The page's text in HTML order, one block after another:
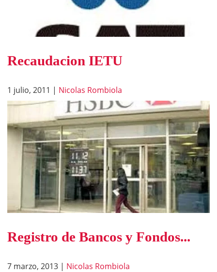
Recaudacion IETU
1 julio, 2011 | Nicolas Rombiola
Registro de Bancos y Fondos...
7 marzo, 2013 | Nicolas Rombiola